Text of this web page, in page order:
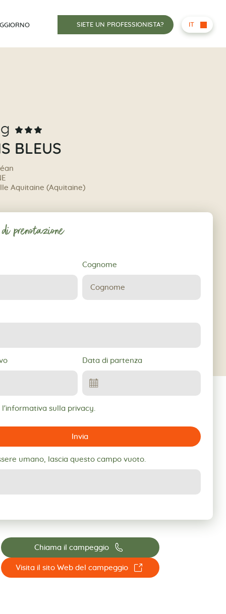
SIETE UN PROFESSIONISTA? IT
BLEUS
Aquitaine (Aquitaine)
prenotazione
Cognome
Data di partenza
sulla privacy.
Invia
umano, lascia questo campo vuoto.
Chiama il campeggio 📞
Visita il sito Web del campeggio ☐